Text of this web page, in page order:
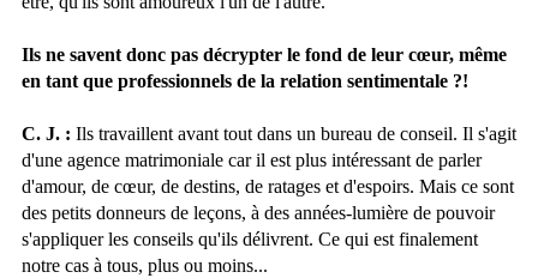
Ils ne savent donc pas décrypter le fond de leur cœur, même
en tant que professionnels de la relation sentimentale ?!
C. J. : Ils travaillent avant tout dans un bureau de conseil. Il s'agit
d'une agence matrimoniale car il est plus intéressant de parler
d'amour, de cœur, de destins, de ratages et d'espoirs. Mais ce sont
des petits donneurs de leçons, à des années-lumière de pouvoir
s'appliquer les conseils qu'ils délivrent. Ce qui est finalement
notre cas à tous, plus ou moins...